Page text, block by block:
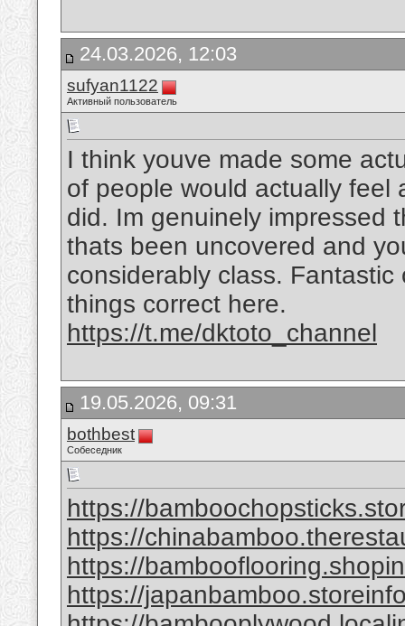
24.03.2026, 12:03
sufyan1122
Активный пользователь
I think youve made some
of people would actually feel
did. Im genuinely impressed
thats been uncovered and
considerably class.
things correct here.
https://t.me/dktoto_channel
19.05.2026, 09:31
bothbest
Собеседник
https://
https://
https://
https://